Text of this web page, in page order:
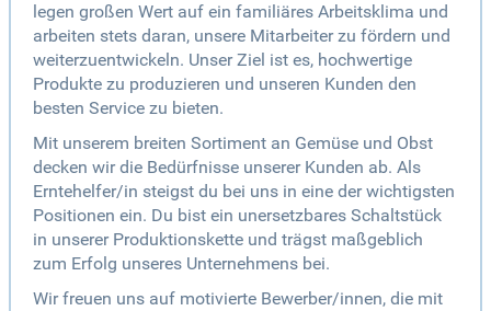
legen großen Wert auf ein familiäres Arbeitsklima und
arbeiten stets daran, unsere Mitarbeiter zu fördern und
weiterzuentwickeln. Unser Ziel ist es, hochwertige
Produkte zu produzieren und unseren Kunden den
besten Service zu bieten.
Mit unserem breiten Sortiment an Gemüse und Obst
decken wir die Bedürfnisse unserer Kunden ab. Als
Erntehelfer/in steigst du bei uns in eine der wichtigsten
Positionen ein. Du bist ein unersetzbares Schaltstück
in unserer Produktionskette und trägst maßgeblich
zum Erfolg unseres Unternehmens bei.
Wir freuen uns auf motivierte Bewerber/innen, die mit